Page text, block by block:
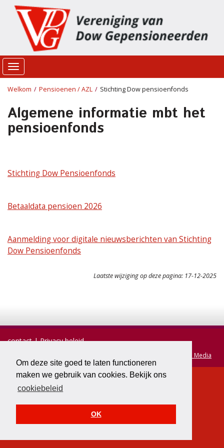
Om deze site goed te laten functioneren
maken we gebruik van cookies. Bekijk ons
cookiebeleid
OK
Toggle
navigation
Welkom Pensioenen / AZL Stichting Dow pensioenfonds
Algemene informatie mbt het
pensioenfonds
Stichting Dow Pensioenfonds
Betaaldata pensioen 2026
Aanmelding voor digitale nieuwsberichten van Stichting
Dow Pensioenfonds
Laatste wijziging op deze pagina: 17-12-2025
contact Privacy beleid
TiDi Media